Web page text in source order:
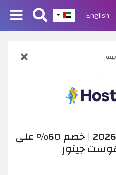
English
كوبون هوست جيتور 2026 | خصم 60% على
جيتور